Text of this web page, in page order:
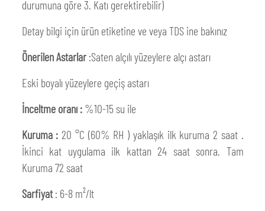
durumuna göre 3. Katı gerektirebilir)
Detay bilgi için ürün etiketine ve veya TDS ine bakınız
Önerilen Astarlar :Saten alçılı yüzeylere alçı astarı
Eski boyalı yüzeylere geçiş astarı
İnceltme oranı :%10-15 su ile
Kuruma : 20 °C (60% RH ) yaklaşık ilk kuruma 2 saat .
İkinci kat uygulama ilk kattan 24 saat sonra. Tam
Kuruma 72 saat
Sarfiyat: 6-8 m²/lt